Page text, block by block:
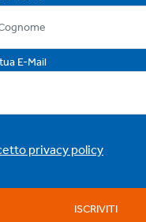
E-Mail
privacy policy
ISCRIVITI